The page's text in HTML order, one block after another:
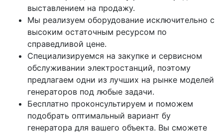
выставлением на продажу.
Мы реализуем оборудование исключительно с
высоким остаточным ресурсом по
справедливой цене.
Специализируемся на закупке и сервисном
обслуживании электростанций, поэтому
предлагаем одни из лучших на рынке моделей
генераторов под любые задачи.
Бесплатно проконсультируем и поможем
подобрать оптимальный вариант бу
генератора для вашего объекта. Вы сможете